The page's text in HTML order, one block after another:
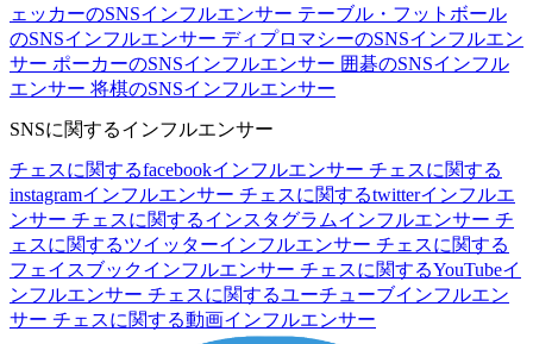
ェッカーのSNSインフルエンサー テーブル・フットボール
のSNSインフルエンサー ディプロマシーのSNSインフルエン
サー ポーカーのSNSインフルエンサー 囲碁のSNSインフル
エンサー 将棋のSNSインフルエンサー
SNSに関するインフルエンサー
チェスに関するfacebookインフルエンサー チェスに関する
instagramインフルエンサー チェスに関するtwitterインフルエ
ンサー チェスに関するインスタグラムインフルエンサー チ
ェスに関するツイッターインフルエンサー チェスに関する
フェイスブックインフルエンサー チェスに関するYouTubeイ
ンフルエンサー チェスに関するユーチューブインフルエン
サー チェスに関する動画インフルエンサー